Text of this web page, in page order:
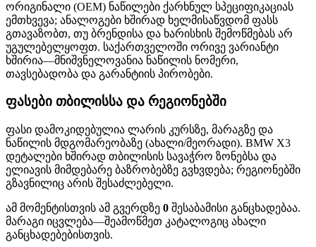
ორიგინალი (OEM) ნაწილები ქარხნულ სპეციფიკაციას
ემთხვევა; ანალოგები ხშირად ხელმისაწვდომ ფასს
გთავაზობთ, თუ ბრენდისა და ხარისხის შემოწმებას არ
უგულებელყოფთ. საქართველოში ორივე ვარიანტი
ხშირია—მნიშვნელოვანია ნაწილის ნომერი,
თავსებადობა და გარანტიის პირობები.
ფასები თბილისსა და რეგიონებში
ფასი დამოკიდებულია ლარის კურსზე, მარაგზე და
ნაწილის მდგომარეობაზე (ახალი/მეორადი). BMW X3
დეტალები ხშირად თბილისის სავაჭრო ზონებსა და
ელიავის მიმდებარე ბაზრობებზე გვხვდება; რეგიონებში
გზავნილიც არის შესაძლებელი.
ამ მომენტისთვის ამ გვერდზე 0 შესაბამისი განცხადებაა.
მარაგი იცვლება—შეამოწმეთ კატალოგიც ახალი
განცხადებებისთვის.